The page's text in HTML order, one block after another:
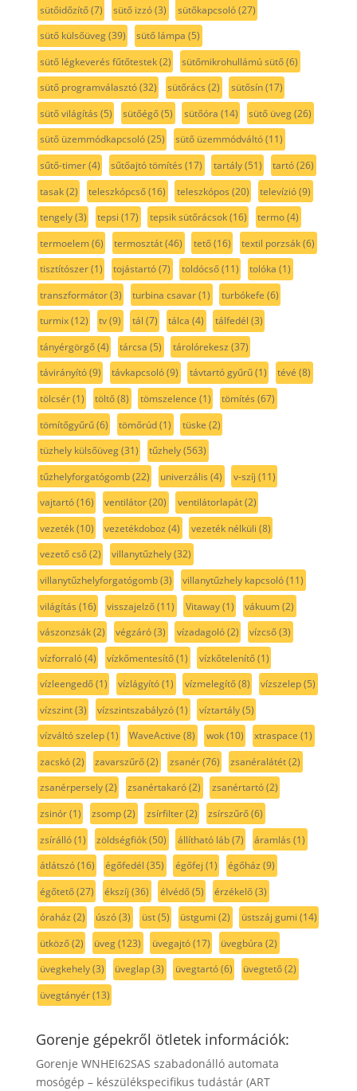
sütőidőzítő(7) sütő izzó(3) sütőkapcsoló(27)
sütő külsőüveg(39) sütő lámpa (5)
sütő légkeverés fűtőtestek(2) sütőmikrohullámú sütő(6)
sütő programválasztó(32) sütőrács (2) sütősín(17)
sütő világítás (5) sütőégő(5) sütőóra (14) sütő üveg(26)
sütő üzemmódkapcsoló(25) sütő üzemmódváltó(11)
sűtő-timer(4) sűtőajtó tömítés (17) tartály(51) tartó(26)
tasak(2) teleszkópcső(16) teleszkópos (20) televízió(9)
tengely(3) tepsi (17) tepsik sütőrácsok(16) termo(4)
termoelem(6) termosztát(46) tető(16) textil porzsák(6)
tisztítószer(1) tojástartó(7) toldócső(11) tolóka (1)
transzformátor(3) turbina csavar(1) turbókefe (6)
turmix(12) tv(9) tál (7) tálca (4) tálfedél (3)
tányérgörgő(4) tárcsa (5) tárolórekesz (37)
távirányító(9) távkapcsoló(9) távtartó gyűrű(1) tévé (8)
tölcsér(1) töltő(8) tömszelence (1) tömítés (67)
tömítőgyűrű(6) tömőrúd(1) tüske (2)
tüzhely külsőüveg(31) tűzhely(563)
tűzhelyforgatógomb(22) univerzális (4) v-szíj (11)
vajtartó(16) ventilátor(20) ventilátorlapát(2)
vezeték(10) vezetékdoboz (4) vezeték nélküli (8)
vezető cső(2) villanytűzhely(32)
villanytűzhelyforgatógomb(3) villanytűzhely kapcsoló(11)
világítás (16) visszajelző(11) Vitaway(1) vákuum(2)
vászonzsák(2) végzáró(3) vízadagoló(2) vízcső(3)
vízforraló(4) vízkőmentesítő(1) vízkőtelenítő(1)
vízleengedő(1) vízlágyító(1) vízmelegítő(8) vízszelep(5)
vízszint(3) vízszintszabályzó(1) víztartály(5)
vízváltó szelep(1) WaveActive (8) wok(10) xtraspace (1)
zacskó(2) zavarszűrő(2) zsanér(76) zsanéralátét(2)
zsanérpersely(2) zsanértakaró(2) zsanértartó(2)
zsinór(1) zsomp(2) zsírfilter(2) zsírszűrő(6)
zsírálló(1) zöldségfiók(50) állítható láb(7) áramlás (1)
átlátszó(16) égőfedél (35) égőfej (1) égőház (9)
égőtető(27) ékszíj (36) élvédő(5) érzékelő(3)
óraház (2) úszó(3) üst(5) üstgumi (2) üstszáj gumi (14)
ütköző(2) üveg(123) üvegajtó(17) üvegbúra (2)
üvegkehely(3) üveglap(3) üvegtartó(6) üvegtető(2)
üvegtányér(13)
Gorenje gépekről ötletek információk:
Gorenje WNHEI62SAS szabadonálló automata
mosógép – készülékspecifikus tudástár (ART